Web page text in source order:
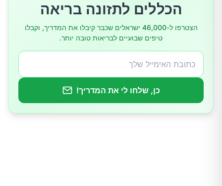
10.מזונות לניקוי הריאות
טיפים נוספים
הכללים לתזונה בריאה
הצטרפו ל-46,000 ישראלים שכבר קיבלו את המדריך, וקבלו
טיפים שבועיים לבריאות טובה יותר.
כן, שלחו לי את המדריך!